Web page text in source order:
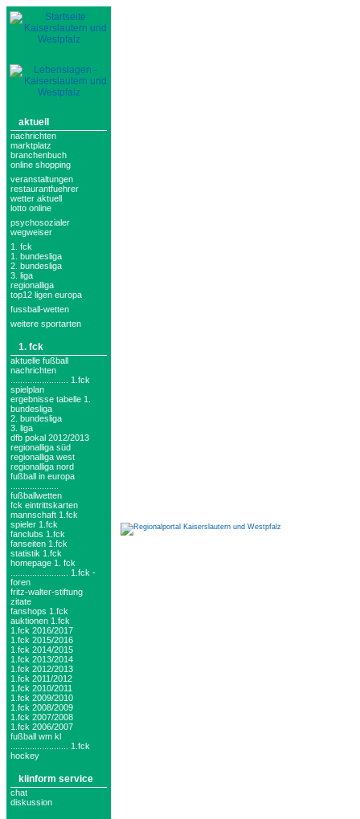
aktuell
nachrichten
marktplatz
branchenbuch
online shopping
veranstaltungen
restaurantfuehrer
wetter aktuell
lotto online
psychosozialer
wegweiser
1. fck
1. bundesliga
2. bundesliga
3. liga
regionalliga
top12 ligen europa
fussball-wetten
weitere sportarten
1. fck
aktuelle fußball
nachrichten
........................ 1.fck
spielplan
ergebnisse tabelle 1.
bundesliga
2. bundesliga
3. liga
dfb pokal 2012/2013
regionalliga süd
regionalliga west
regionalliga nord
fußball in europa
fußballwetten
fck eintrittskarten
mannschaft 1.fck
spieler 1.fck
fanclubs 1.fck
fanseiten 1.fck
statistik 1.fck
homepage 1. fck
........................ 1.fck -
foren
fritz-walter-stiftung
zitate
fanshops 1.fck
auktionen 1.fck
1.fck 2016/2017
1.fck 2015/2016
1.fck 2014/2015
1.fck 2013/2014
1.fck 2012/2013
1.fck 2011/2012
1.fck 2010/2011
1.fck 2009/2010
1.fck 2008/2009
1.fck 2007/2008
1.fck 2006/2007
fußball wm kl
........................ 1.fck
hockey
klinform service
chat
diskussion